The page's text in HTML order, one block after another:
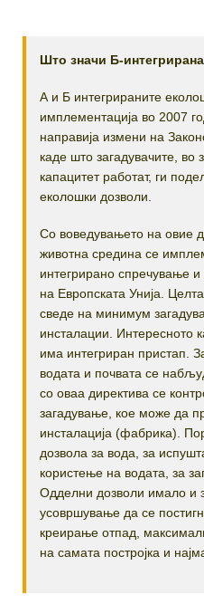
Што значи Б-
А и Б интегрираните
имплементација во 2007
направија измени на
каде што загадувачите, во
капацитет работат, ги
еколошки дозволи.
Со воведувањето на овие
животна средина се
интегрирано спречување
на Европската Унија.
сведе на минимум
инсталации. Интересното
има интегриран пристап.
водата и почвата се
со оваа директива се
загадување, кое може да
инсталација (фабрика).
дозвола за вода, за
користење на водата, за
Одделни дозволи имало и
усовршување да се
креирање отпад,
на самата постројка и